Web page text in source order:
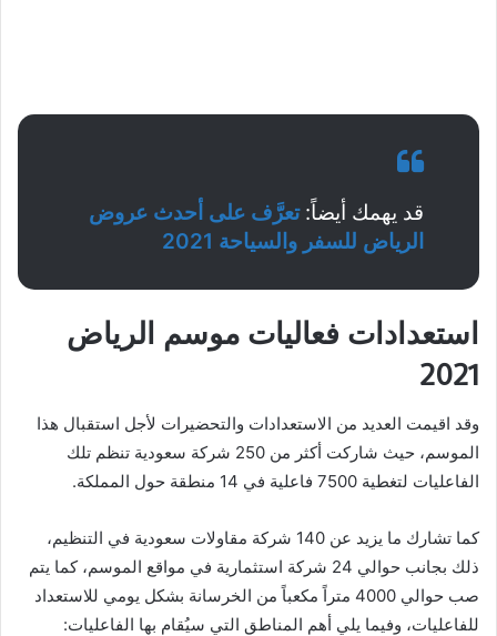
قد يهمك أيضاً:تعرَّف على أحدث عروض
الرياض للسفر والسياحة 2021
استعدادات فعاليات موسم الرياض
2021
وقد اقيمت العديد من الاستعدادات والتحضيرات لأجل استقبال هذا
الموسم، حيث شاركت أكثر من 250 شركة سعودية تنظم تلك
الفاعليات لتغطية 7500 فاعلية في 14 منطقة حول المملكة.
كما تشارك ما يزيد عن 140 شركة مقاولات سعودية في التنظيم،
ذلك بجانب حوالي 24 شركة استثمارية في مواقع الموسم، كما يتم
صب حوالي 4000 متراً مكعباً من الخرسانة بشكل يومي للاستعداد
للفاعليات، وفيما يلي أهم المناطق التي سيُقام بها الفاعليات: